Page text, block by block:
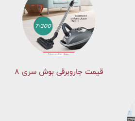
قیمت جاروبرقی بوش سری ۸